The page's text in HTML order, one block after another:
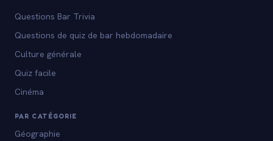
Questions Bar Trivia
Questions de quiz de bar hebdomadaire
Culture générale
Quiz facile
Cinéma
PAR CATÉGORIE
Géographie